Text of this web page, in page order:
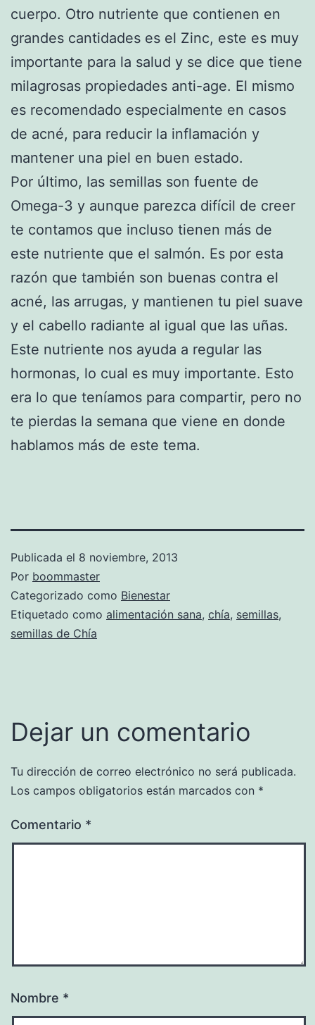
cuerpo. Otro nutriente que contienen en
grandes cantidades es el Zinc, este es muy
importante para la salud y se dice que tiene
milagrosas propiedades anti-age. El mismo
es recomendado especialmente en casos
de acné, para reducir la inflamación y
mantener una piel en buen estado.
Por último, las semillas son fuente de
Omega-3 y aunque parezca difícil de creer
te contamos que incluso tienen más de
este nutriente que el salmón. Es por esta
razón que también son buenas contra el
acné, las arrugas, y mantienen tu piel suave
y el cabello radiante al igual que las uñas.
Este nutriente nos ayuda a regular las
hormonas, lo cual es muy importante. Esto
era lo que teníamos para compartir, pero no
te pierdas la semana que viene en donde
hablamos más de este tema.
Publicada el 8 noviembre, 2013
Por boommaster
Categorizado como Bienestar
Etiquetado como alimentación sana, chía, semillas,
semillas de Chía
Dejar un comentario
Tu dirección de correo electrónico no será publicada.
Los campos obligatorios están marcados con *
Comentario *
Nombre *